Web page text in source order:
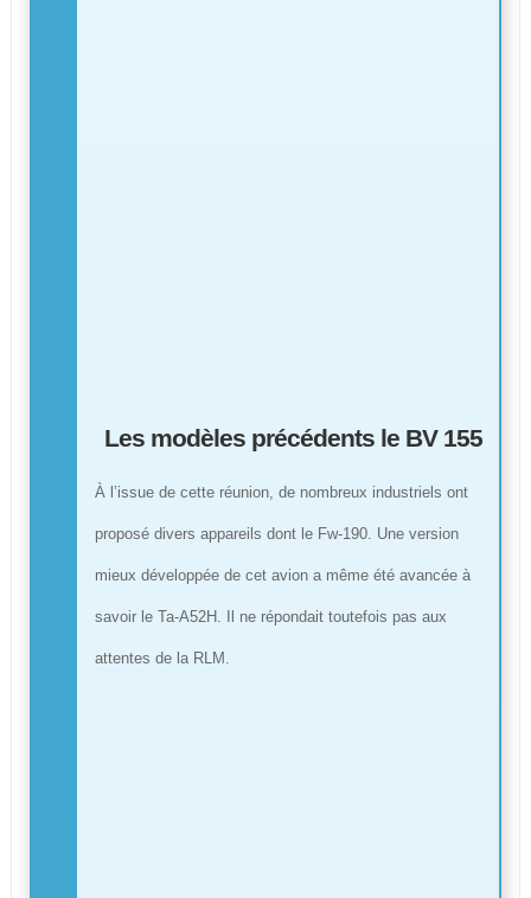
Les modèles précédents le BV 155
À l’issue de cette réunion, de nombreux industriels ont
proposé divers appareils dont le Fw-190. Une version
mieux développée de cet avion a même été avancée à
savoir le Ta-A52H. Il ne répondait toutefois pas aux
attentes de la RLM.